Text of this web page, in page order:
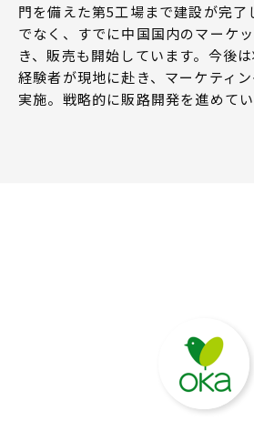
門を備えた第5工場まで建設が完了
でなく、すでに中国国内のマーケ
き、販売も開始しています。今後
経験者が現地に赴き、マーケティ
実施。戦略的に販路開発を進めてい